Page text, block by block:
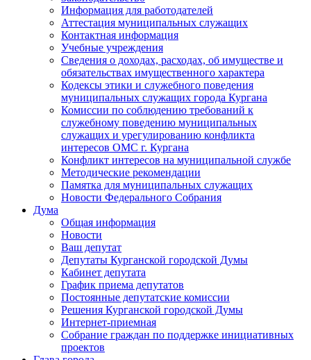
Информация для работодателей
Аттестация муниципальных служащих
Контактная информация
Учебные учреждения
Сведения о доходах, расходах, об имуществе и
обязательствах имущественного характера
Кодексы этики и служебного поведения
муниципальных служащих города Кургана
Комиссии по соблюдению требований к
служебному поведению муниципальных
служащих и урегулированию конфликта
интересов ОМС г. Кургана
Конфликт интересов на муниципальной службе
Методические рекомендации
Памятка для муниципальных служащих
Новости Федерального Cобрания
Дума
Общая информация
Новости
Ваш депутат
Депутаты Курганской городской Думы
Кабинет депутата
График приема депутатов
Постоянные депутатские комиссии
Решения Курганской городской Думы
Интернет-приемная
Собрание граждан по поддержке инициативных
проектов